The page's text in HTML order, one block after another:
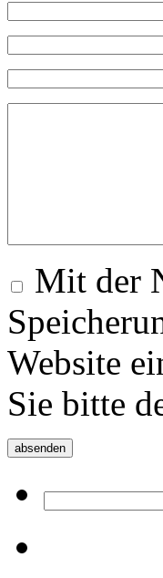
Mit der
Website
Sie bitte